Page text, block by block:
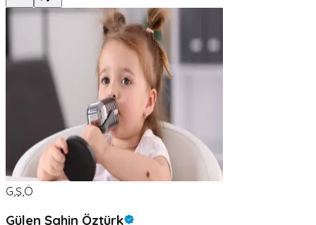
G,Ş,Ö
Gülen Şahin Öztürk